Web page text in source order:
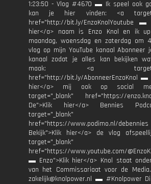
1:23:50 - Vlog #4670 ▬ Ik speel ook
kan je hier vinden: <a
href="http://bit.ly/EnzoKnolYoutube ▬
hier</a> naam is Enzo Knol en ik
maandag, woensdag en zaterdag om
vlog op mijn YouTube kanaal Abonneer
kanaal zodat je alles kan bekijken
maak: <a
href="http://bit.ly/AbonneerEnzoKnol ▬
hier</a> mij ook op social
target="_blank" href="https://
De">Klik hier</a> Bennies
target="_blank"
href="https://www.podimo.nl/debennies
Bekijk">Klik hier</a> de vlog
target="_blank"
href="https://www.youtube.com/
▬ Enzo">Klik hier</a> Knol staat
van het Commissariaat voor de
zakelijk@knolpower.nl ▬ #Knolpower